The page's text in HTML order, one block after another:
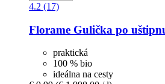
4.2 (17)
Florame Gulička po
praktická
100 % bio
ideálna na cesty